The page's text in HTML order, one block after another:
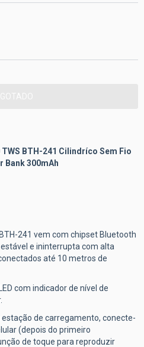
BTH-241 Cilindríco Sem Fio
Bank 300mAh
241 vem com chipset Bluetooth
e ininterrupta com alta
até 10 metros de
com indicador de nível de
de carregamento, conecte-
(depois do primeiro
de toque para reproduzir